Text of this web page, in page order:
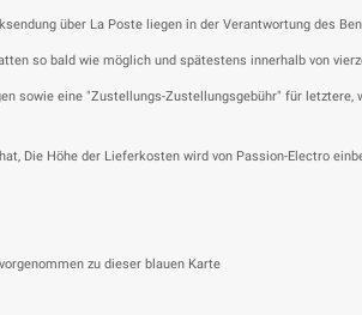
über La Poste liegen in der Verantwortung des
so bald wie möglich und spätestens innerhalb von
sowie eine "Zustellungs-Zustellungsgebühr" für
Die Höhe der Lieferkosten wird von Passion-Electro
zu dieser blauen Karte